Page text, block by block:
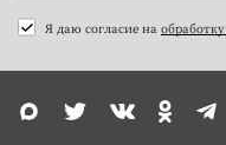
Я даю согласие на